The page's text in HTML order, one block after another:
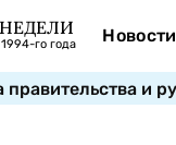
го года Новости
правительства и